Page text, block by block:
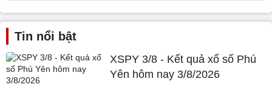
Tin nổi bật
XSPY 3/8 - Kết quả xổ số Phú
Yên hôm nay 3/8/2026